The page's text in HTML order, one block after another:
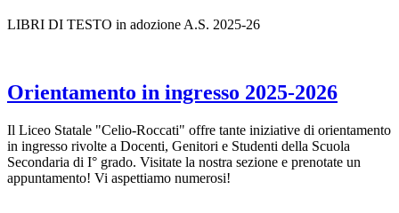
LIBRI DI TESTO in adozione A.S. 2025-26
Orientamento in ingresso 2025-2026
Il Liceo Statale "Celio-Roccati" offre tante iniziative di orientamento
in ingresso rivolte a Docenti, Genitori e Studenti della Scuola
Secondaria di I° grado. Visitate la nostra sezione e prenotate un
appuntamento! Vi aspettiamo numerosi!